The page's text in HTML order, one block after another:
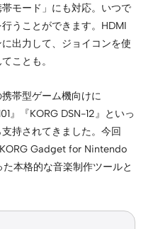
モード」にも対応。いつで
うことができます。HDMI
出力して、ジョイコンを使
ことも。
帯型ゲーム機向けに
』『KORG DSN-12』といっ
持されてきました。今回
Gadget for Nintendo
本格的な音楽制作ツールと